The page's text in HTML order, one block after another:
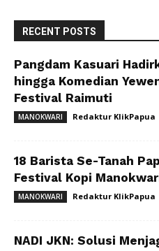
RECENT POSTS
Pangdam Kasuari
hingga Komedian
Festival Raimuti
MANOKWARI Redaktur KlikPapua
18 Barista Se-Tanah
Festival Kopi
MANOKWARI Redaktur KlikPapua
NADI JKN: Solusi